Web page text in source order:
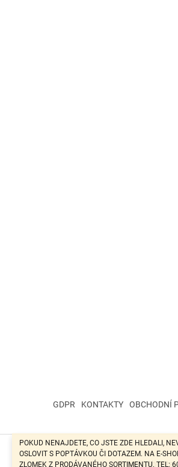
POKUD NENAJDETE, CO JSTE ZDE HLEDALI,
OSLOVIT S POPTÁVKOU ČI DOTAZEM. NA E-
ZLOMEK Z PRODÁVANÉHO SORTIMENTU. TEL:
GDPR KONTAKTY OBCHODNÍ
Vytvořil Shoptet